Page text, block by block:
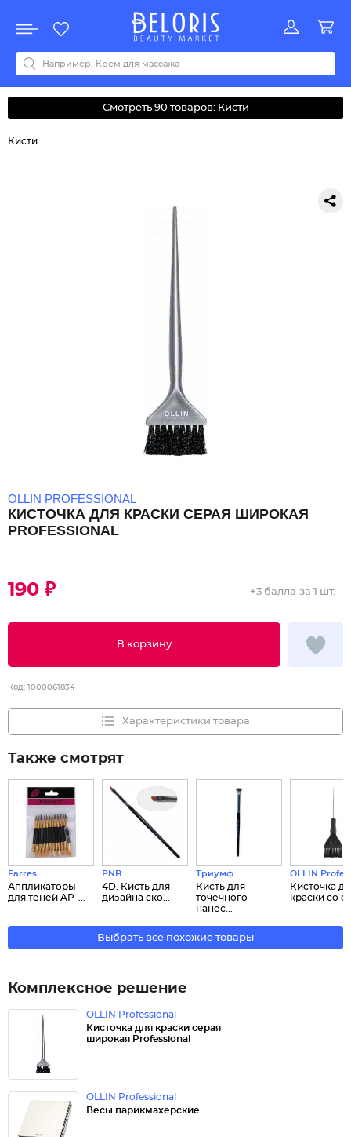
Акции
Все бренды
0-9ABCDEFGHIJKLMNOPQRSTUVWYZАБВДЗИМОКЛНПРСТУФ
Смотреть 90 товаров: Кисти
Кисти
OLLIN PROFESSIONAL
КИСТОЧКА ДЛЯ КРАСКИ СЕРАЯ ШИРОКАЯ
PROFESSIONAL
190 ₽
В корзину
+3 балла за 1 шт.
Код: 1000061834
Характеристики товара
Также смотрят
Farres
Аппликаторы
для теней AP-...
PNB
4D. Кисть для
дизайна ско...
Триумф
Кисть для
точечного
нанес...
OLLIN
Кисточка
краски со
Выбрать все похожие товары
Комплексное решение
OLLIN Professional
Кисточка для краски серая
широкая Professional
OLLIN Professional
Весы парикмахерские